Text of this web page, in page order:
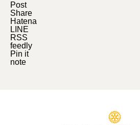
Post
Share
Hatena
LINE
RSS
feedly
Pin it
note